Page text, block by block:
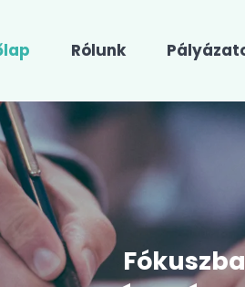
Rólunk